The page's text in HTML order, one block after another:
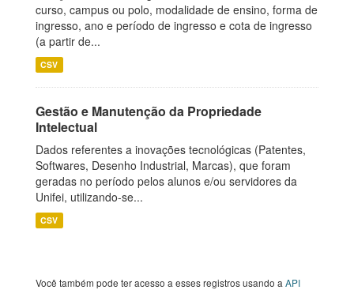
curso, campus ou polo, modalidade de ensino, forma de
ingresso, ano e período de ingresso e cota de ingresso
(a partir de...
CSV
Gestão e Manutenção da Propriedade
Intelectual
Dados referentes a inovações tecnológicas (Patentes,
Softwares, Desenho Industrial, Marcas), que foram
geradas no período pelos alunos e/ou servidores da
Unifei, utilizando-se...
CSV
Você também pode ter acesso a esses registros usando a API